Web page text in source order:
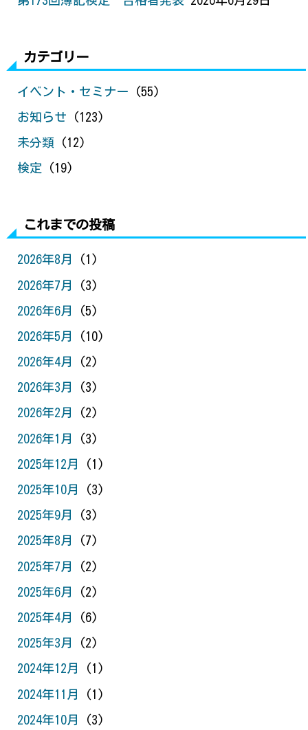
カテゴリー
イベント・セミナー (55)
お知らせ (123)
未分類 (12)
検定 (19)
これまでの投稿
2026年8月 (1)
2026年7月 (3)
2026年6月 (5)
2026年5月 (10)
2026年4月 (2)
2026年3月 (3)
2026年2月 (2)
2026年1月 (3)
2025年12月 (1)
2025年10月 (3)
2025年9月 (3)
2025年8月 (7)
2025年7月 (2)
2025年6月 (2)
2025年4月 (6)
2025年3月 (2)
2024年12月 (1)
2024年11月 (1)
2024年10月 (3)